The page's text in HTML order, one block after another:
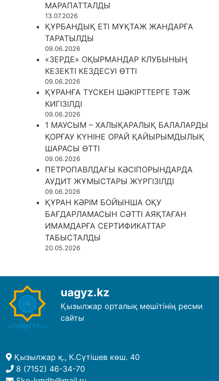
МАРАПАТТАЛДЫ
13.07.2026
ҚҰРБАНДЫҚ ЕТІ МҰҚТАЖ ЖАНДАРҒА
ТАРАТЫЛДЫ
09.06.2026
«ЗЕРДЕ» ОҚЫРМАНДАР КЛУБЫНЫҢ
КЕЗЕКТІ КЕЗДЕСУІ ӨТТІ
09.06.2026
ҚҰРАНҒА ТҮСКЕН ШӘКІРТТЕРГЕ ТӘЖ
КИГІЗІЛДІ
09.06.2026
1 МАУСЫМ – ХАЛЫҚАРАЛЫҚ БАЛАЛАРДЫ
ҚОРҒАУ КҮНІНЕ ОРАЙ ҚАЙЫРЫМДЫЛЫҚ
ШАРАСЫ ӨТТІ
09.06.2026
ПЕТРОПАВЛДАҒЫ КӘСІПОРЫНДАРДА
АУДИТ ЖҰМЫСТАРЫ ЖҮРГІЗІЛДІ
09.06.2026
ҚҰРАН КӘРІМ БОЙЫНША ОҚУ
БАҒДАРЛАМАСЫН СӘТТІ АЯҚТАҒАН
ИМАМДАРҒА СЕРТИФИКАТТАР
ТАБЫСТАЛДЫ
20.05.2026
uagyz.kz
Қызылжар орталық мешітінің ресми
сайты
Қызылжар қ., К.Сүтішев көш. 40
8 (7152) 46-34-70